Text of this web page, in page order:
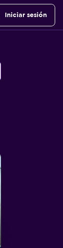
Iniciar sesión